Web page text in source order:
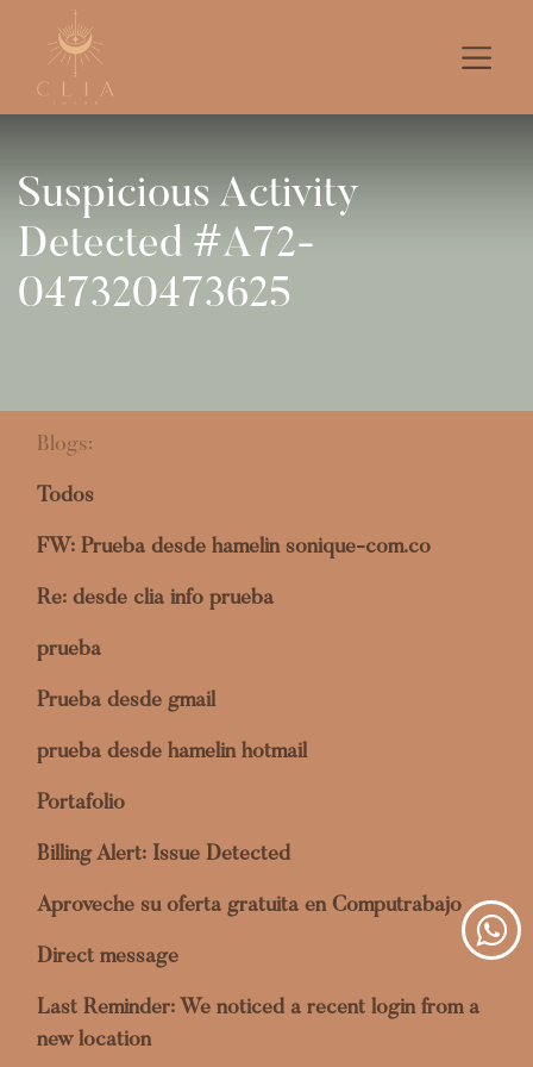
Suspicious Activity
Detected #A72-
047320473625
Blogs:
Todos
FW: Prueba desde hamelin sonique-com.co
Re: desde clia info prueba
prueba
Prueba desde gmail
prueba desde hamelin hotmail
Portafolio
Billing Alert: Issue Detected
Aproveche su oferta gratuita en Computrabajo
Direct message
Last Reminder: We noticed a recent login from a
new location